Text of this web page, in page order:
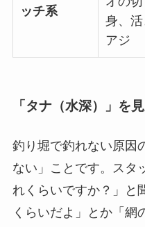
ッチ系
身、活
アジ
「タナ（水深）」を
釣り堀で釣れない原因
ない」ことです。スタ
れくらいですか？」と
くらいだよ」とか「網